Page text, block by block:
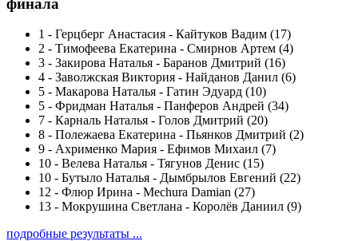
1 - Герцберг Анастасия - Кайтуков Вадим (17)
2 - Тимофеева Екатерина - Смирнов Артем (4)
3 - Закирова Наталья - Баранов Дмитрий (16)
4 - Заволжская Виктория - Найданов Данил (6)
5 - Макарова Наталья - Гатин Эдуард (10)
5 - Фридман Наталья - Панферов Андрей (34)
7 - Карналь Наталья - Голов Дмитрий (20)
8 - Полежаева Екатерина - Пьянков Дмитрий (2)
9 - Ахрименко Мария - Ефимов Михаил (7)
10 - Велева Наталья - Тягунов Денис (15)
10 - Бутыло Наталья - Дымбрылов Евгений (22)
12 - Флюр Ирина - Mechura Damian (27)
13 - Мокрушина Светлана - Королёв Даниил (9)
подробные результаты ...